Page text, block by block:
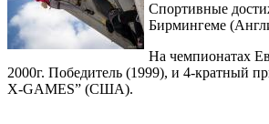
Спортивные
Бирмингеме
На чемпионатах
2000г. Победитель (1999), и 4-кратный
X-GAMES” (США).